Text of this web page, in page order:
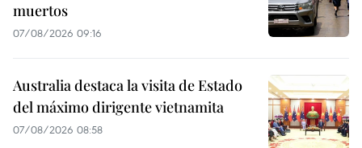
muertos
07/08/2026 09:16
Australia destaca la visita de Estado
del máximo dirigente vietnamita
07/08/2026 08:58